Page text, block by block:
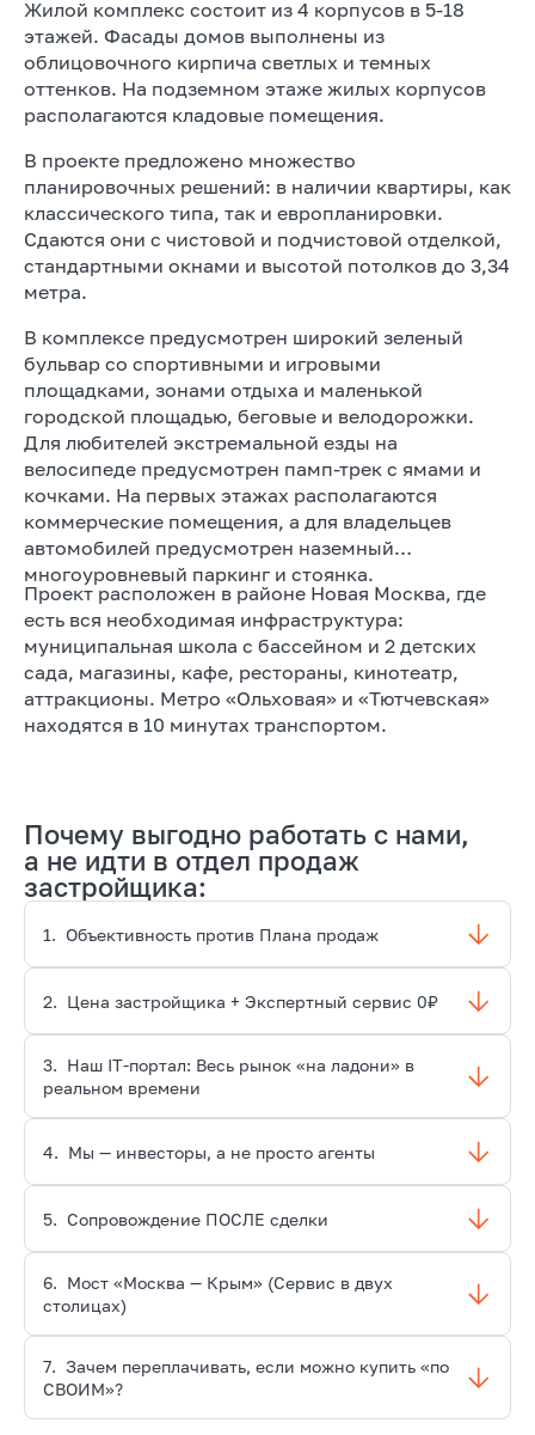
Жилой комплекс состоит из 4 корпусов в 5-18
этажей. Фасады домов выполнены из
облицовочного кирпича светлых и темных
оттенков. На подземном этаже жилых корпусов
располагаются кладовые помещения.
В проекте предложено множество
планировочных решений: в наличии квартиры, как
классического типа, так и европланировки.
Сдаются они с чистовой и подчистовой отделкой,
стандартными окнами и высотой потолков до 3,34
метра.
В комплексе предусмотрен широкий зеленый
бульвар со спортивными и игровыми
площадками, зонами отдыха и маленькой
городской площадью, беговые и велодорожки.
Для любителей экстремальной езды на
велосипеде предусмотрен памп-трек с ямами и
кочками. На первых этажах располагаются
коммерческие помещения, а для владельцев
автомобилей предусмотрен наземный
многоуровневый паркинг и стоянка.
Проект расположен в районе Новая Москва, где
есть вся необходимая инфраструктура:
муниципальная школа с бассейном и 2 детских
сада, магазины, кафе, рестораны, кинотеатр,
аттракционы. Метро «Ольховая» и «Тютчевская»
находятся в 10 минутах транспортом.
Почему выгодно работать с нами,
а не идти в отдел продаж
застройщика:
1. Объективность против Плана продаж
2. Цена застройщика + Экспертный сервис 0₽
3. Наш IT-портал: Весь рынок «на ладони» в
реальном времени
4. Мы — инвесторы, а не просто агенты
5. Сопровождение ПОСЛЕ сделки
6. Мост «Москва — Крым» (Сервис в двух
столицах)
7. Зачем переплачивать, если можно купить «по
СВОИМ»?